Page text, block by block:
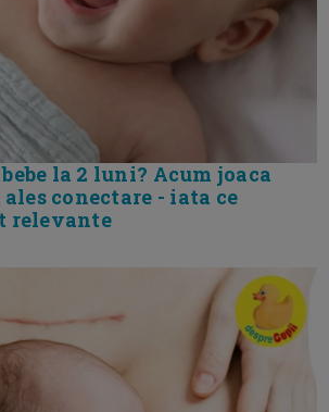
la 2 luni? Acum joaca
conectare - iata ce
relevante